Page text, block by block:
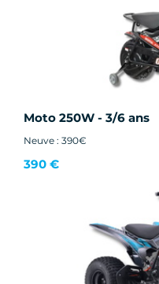
Moto 250W - 3/6 ans
Neuve : 390€
390 €